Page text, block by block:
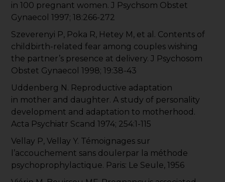
in 100 pregnant women. J Psychsom Obstet
Gynaecol 1997; 18:266-272
Szeverenyi P, Poka R, Hetey M, et al. Contents of
childbirth-related fear among couples wishing
the partner’s presence at delivery. J Psychosom
Obstet Gynaecol 1998; 19:38-43
Uddenberg N. Reproductive adaptation
in mother and daughter. A study of personality
development and adaptation to motherhood.
Acta Psychiatr Scand 1974; 254:1-115
Vellay P, Vellay Y. Témoignages sur
l’accouchement sans doulerpar la méthode
psychoprophylactique. Paris: Le Seule, 1956